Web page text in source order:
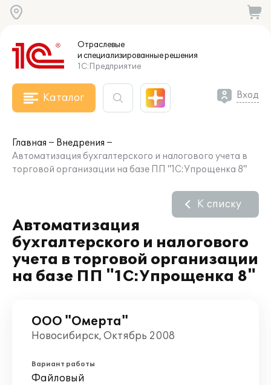
Отраслевые
и специализированныерешения
1С:Предприятие
Каталог Вход
Главная
Внедрения
Автоматизация бухгалтерского и налогового учета в
торговой организации на базе ПП "1С:Упрощенка 8"
Автоматизация
бухгалтерского и налогового
учета в торговой организации
на базе ПП "1С:Упрощенка 8"
К списку
ООО "Омерта"
Новосибирск, Октябрь 2008
Вариант работы
Файловый